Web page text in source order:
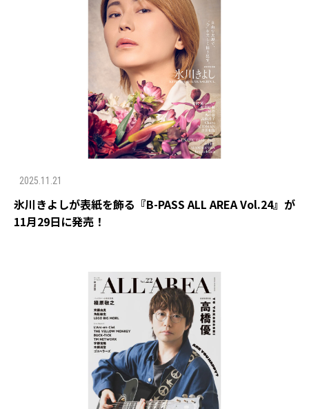
2025.11.21
氷川きよしが表紙を飾る『B-PASS ALL AREA Vol.24』が
11月29日に発売！